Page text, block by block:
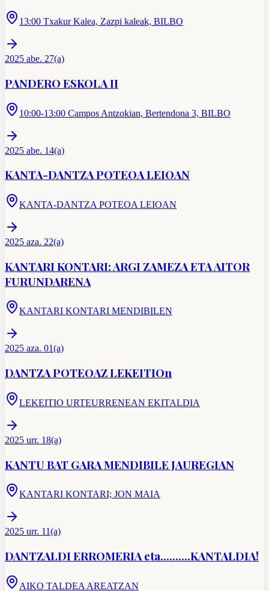
13:00 Txakur Kalea, Zazpi kaleak, BILBO
2025 abe. 27(a)
PANDERO ESKOLA II
10:00-13:00 Campos Antzokian, Bertendona 3, BILBO
2025 abe. 14(a)
KANTA-DANTZA POTEOA LEIOAN
KANTA-DANTZA POTEOA LEIOAN
2025 aza. 22(a)
KANTARI KONTARI: ARGI ZAMEZA ETA AITOR
FURUNDARENA
KANTARI KONTARI MENDIBILEN
2025 aza. 01(a)
DANTZA POTEOAZ LEKEITIOn
LEKEITIO URTEURRENEAN EKITALDIA
2025 urr. 18(a)
KANTU BAT GARA MENDIBILE JAUREGIAN
KANTARI KONTARI; JON MAIA
2025 urr. 11(a)
DANTZALDI ERROMERIA eta..........KANTALDIA!
AIKO TALDEA AREATZAN